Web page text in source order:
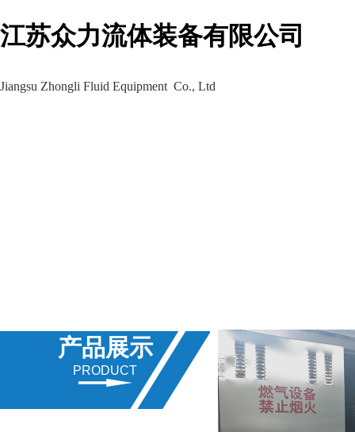
江苏众力流体装备有限公司
Jiangsu Zhongli Fluid Equipment Co., Ltd
产品展示
PRODUCT